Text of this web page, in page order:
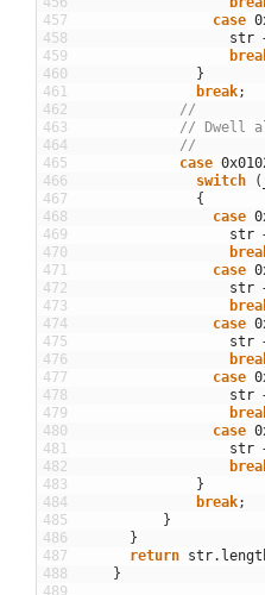
457
458
459
460
461
462
463
464
465
466
467
468
469
470
471
472
473
474
475
476
477
478
479
480
481
482
483
484
485
486
487
488
case
str
}
break;
//
// Dwell
//
case
switch
(
{
case
str
case
str
case
str
case
str
case
str
}
break;
}
}
return str.
}